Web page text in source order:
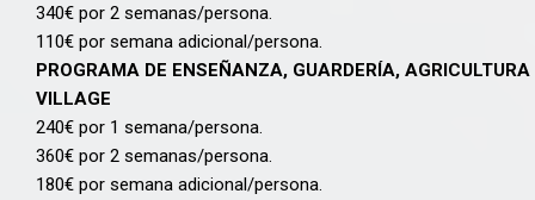
340€ por 2 semanas/persona.
110€ por semana adicional/persona.
PROGRAMA DE ENSEÑANZA, GUARDERÍA,
VILLAGE
240€ por 1 semana/persona.
360€ por 2 semanas/persona.
180€ por semana adicional/persona.